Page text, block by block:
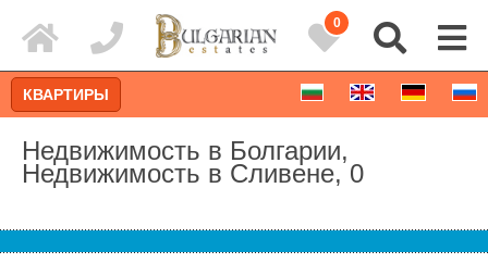
0
КВАРТИРЫ
Недвижимость в Болгарии,
Недвижимость в Сливене, 0